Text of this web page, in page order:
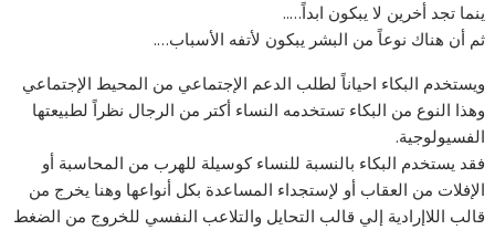
ينما تجد أخرين لا يبكون ابداً…..
ثم أن هناك نوعاً من البشر يبكون لأتفه الأسباب….
ويستخدم البكاء احياناً لطلب الدعم الإجتماعي من المحيط الإجتماعي
وهذا النوع من البكاء تستخدمه النساء أكتر من الرجال نظراً لطبيعتها
الفسيولوجية.
فقد يستخدم البكاء بالنسبة للنساء كوسيلة للهرب من المحاسبة أو
الإفلات من العقاب أو لإستجداء المساعدة بكل أنواعها وهنا يخرج من
قالب اللاإرادية إلي قالب التحايل والتلاعب النفسي للخروج من الضغط